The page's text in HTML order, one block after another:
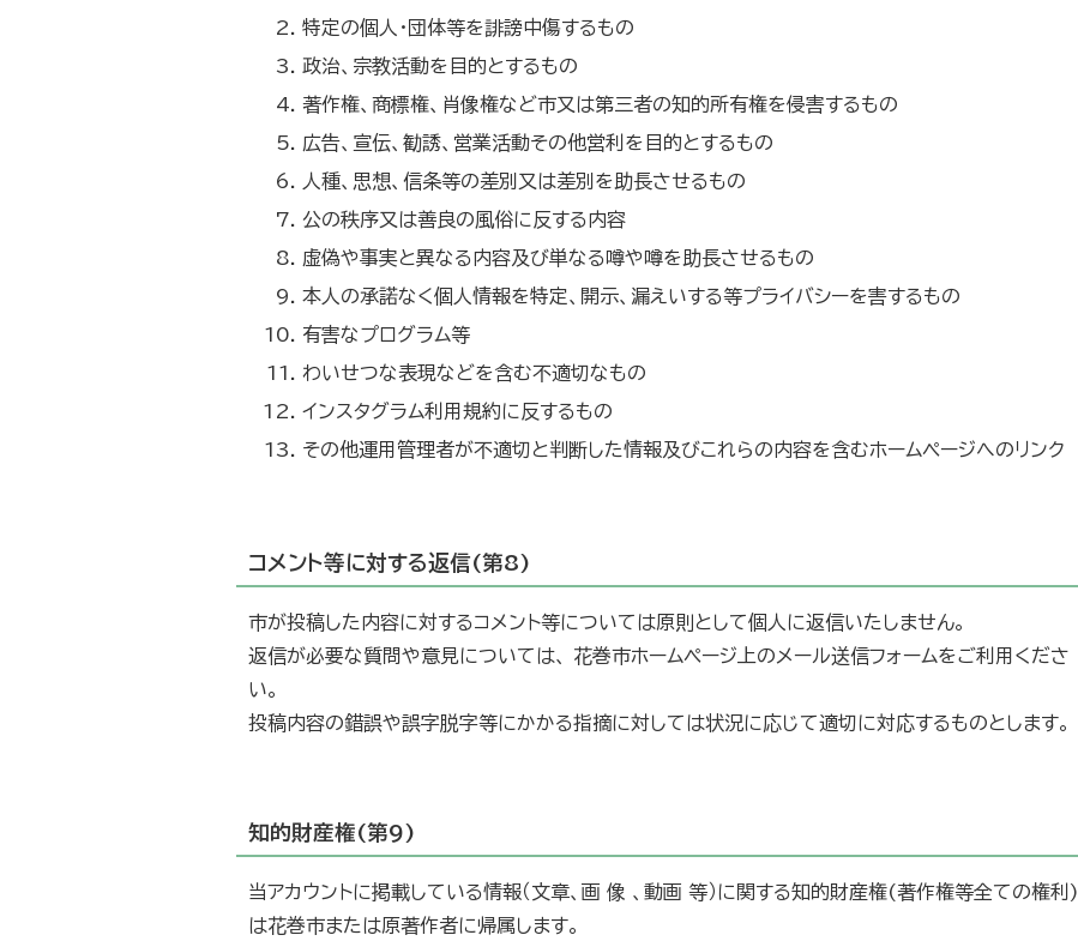
特定の個人・団体等を誹謗中傷するもの
政治、宗教活動を目的とするもの
著作権、商標権、肖像権など市又は第三者の知的所有権を侵害するもの
広告、宣伝、勧誘、営業活動その他営利を目的とするもの
人種、思想、信条等の差別又は差別を助長させるもの
公の秩序又は善良の風俗に反する内容
虚偽や事実と異なる内容及び単なる噂や噂を助長させるもの
本人の承諾なく個人情報を特定、開示、漏えいする等プライバシーを害するもの
有害なプログラム等
わいせつな表現などを含む不適切なもの
インスタグラム利用規約に反するもの
その他運用管理者が不適切と判断した情報及びこれらの内容を含むホームページへのリンク
コメント等に対する返信(第8)
市が投稿した内容に対するコメント等については原則として個人に返信いたしません。
返信が必要な質問や意見については、 花巻市ホームページ上のメール送信フォームをご利用くださ
い。
投稿内容の錯誤や誤字脱字等にかかる指摘に対しては状況に応じて適切に対応するものとします。
知的財産権(第9)
当アカウントに掲載している情報（文章、画 像 、動画 等）に関する知的財産権(著作権等全ての権利)
は花巻市または原著作者に帰属します。